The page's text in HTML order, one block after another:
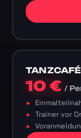
TANZCAFÉ
10 €/
Trainer vor